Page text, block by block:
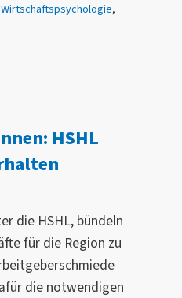
,
HSHL
die HSHL, bündeln
für die Region zu
die notwendigen